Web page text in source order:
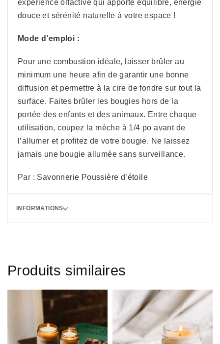
expérience olfactive qui apporte équilibre, énergie
douce et sérénité naturelle à votre espace !
Mode d’emploi :
Pour une combustion idéale, laisser brûler au
minimum une heure afin de garantir une bonne
diffusion et permettre à la cire de fondre sur tout la
surface. Faites brûler les bougies hors de la
portée des enfants et des animaux. Entre chaque
utilisation, coupez la mèche à 1/4 po avant de
l’allumer et profitez de votre bougie. Ne laissez
jamais une bougie allumée sans surveillance.
Par : Savonnerie Poussière d’étoile
INFORMATIONS
Produits similaires